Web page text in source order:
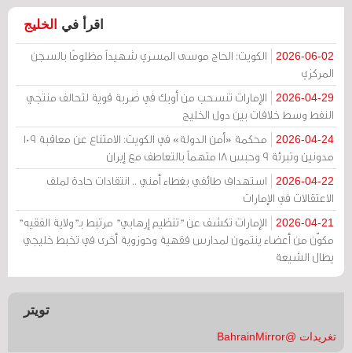
اقرأ في الخليج
2026-06-02
الكويت: الحاج موسى المسري شهيداً مظلومًا بالسجن
المركزي
2026-04-29
الإمارات تنسحب من أوبك في ضربة قوية لتحالف منتجي
النفط وسط خلافات بين دول الخليج
2026-04-24
محكمة «أمن الدولة» في الكويت: الامتناع عن معاقبة 109
مدونين وتبرئة 9 وحبس 18 متهماً بالتعاطف مع إيران
2026-04-22
استهداف طائفي بغطاء أمني .. انتقادات حادة لملف
الاعتقالات في الإمارات
2026-04-21
الإمارات تكشف عن "تنظيم إرهابي" مرتبط بـ"ولاية الفقيه"
مكوّن من أعضاء ينتمون لمدارس فقهية وحوزوية أخرى في تخبط خليجي
يطال الشيعة
تويتر
تغريدات @BahrainMirror